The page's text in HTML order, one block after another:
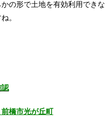
の形で土地を有効利用できな
。
橋市光が丘町